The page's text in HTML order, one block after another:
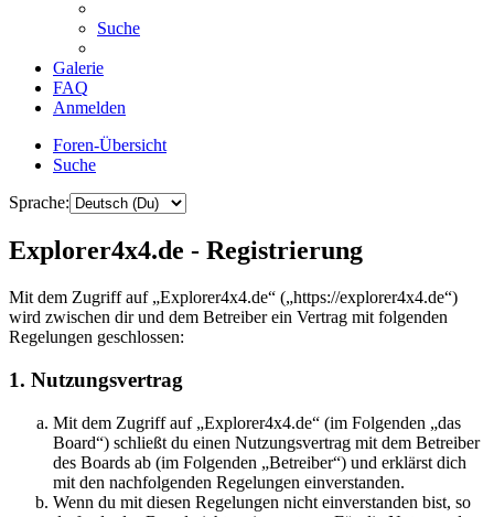
Suche
Galerie
FAQ
Anmelden
Foren-Übersicht
Suche
Sprache:
Explorer4x4.de - Registrierung
Mit dem Zugriff auf „Explorer4x4.de“ („https://explorer4x4.de“)
wird zwischen dir und dem Betreiber ein Vertrag mit folgenden
Regelungen geschlossen:
1. Nutzungsvertrag
Mit dem Zugriff auf „Explorer4x4.de“ (im Folgenden „das
Board“) schließt du einen Nutzungsvertrag mit dem Betreiber
des Boards ab (im Folgenden „Betreiber“) und erklärst dich
mit den nachfolgenden Regelungen einverstanden.
Wenn du mit diesen Regelungen nicht einverstanden bist, so